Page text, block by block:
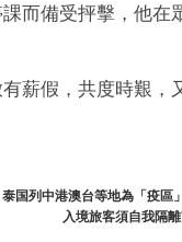
而備受抨擊，他
薪假，共度時艱，
泰国列中港澳台等地為「疫區
入境旅客須自我隔